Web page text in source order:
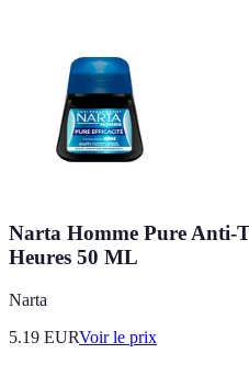
Narta Homme Pure Anti-
Heures 50 ML
Narta
5.19 EURVoir le prix